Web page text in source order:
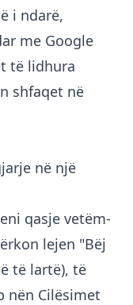
i ndarë,
me Google
të lidhura
shfaqet në
në një
qasje vetëm-
lejen "Bëj
të lartë), të
nën Cilësimet